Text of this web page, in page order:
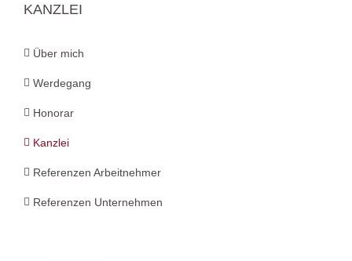
KANZLEI
Über mich
Werdegang
Honorar
Kanzlei
Referenzen Arbeitnehmer
Referenzen Unternehmen